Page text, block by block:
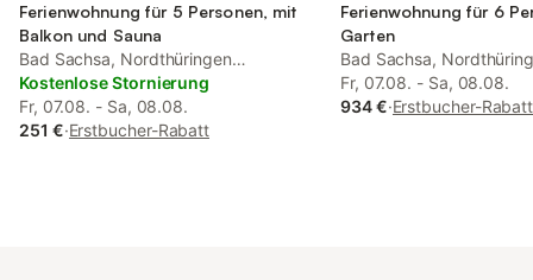
Ferienwohnung für 5 Personen, mit
Balkon und Sauna
Bad Sachsa, Nordthüringen
(Deutschland)
Kostenlose Stornierung
Fr, 07.08. - Sa, 08.08.
251 €·Erstbucher-Rabatt
Ferienwohnung für 6
Garten
Bad Sachsa,
(Deutschland)
Fr, 07.08. - Sa, 08.08.
934 €·Erstbucher-Rabatt